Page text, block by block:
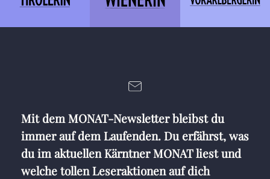
Mit dem MONAT-Newsletter bleibst du
immer auf dem Laufenden. Du erfährst, was
du im aktuellen Kärntner MONAT liest und
welche tollen Leseraktionen auf dich